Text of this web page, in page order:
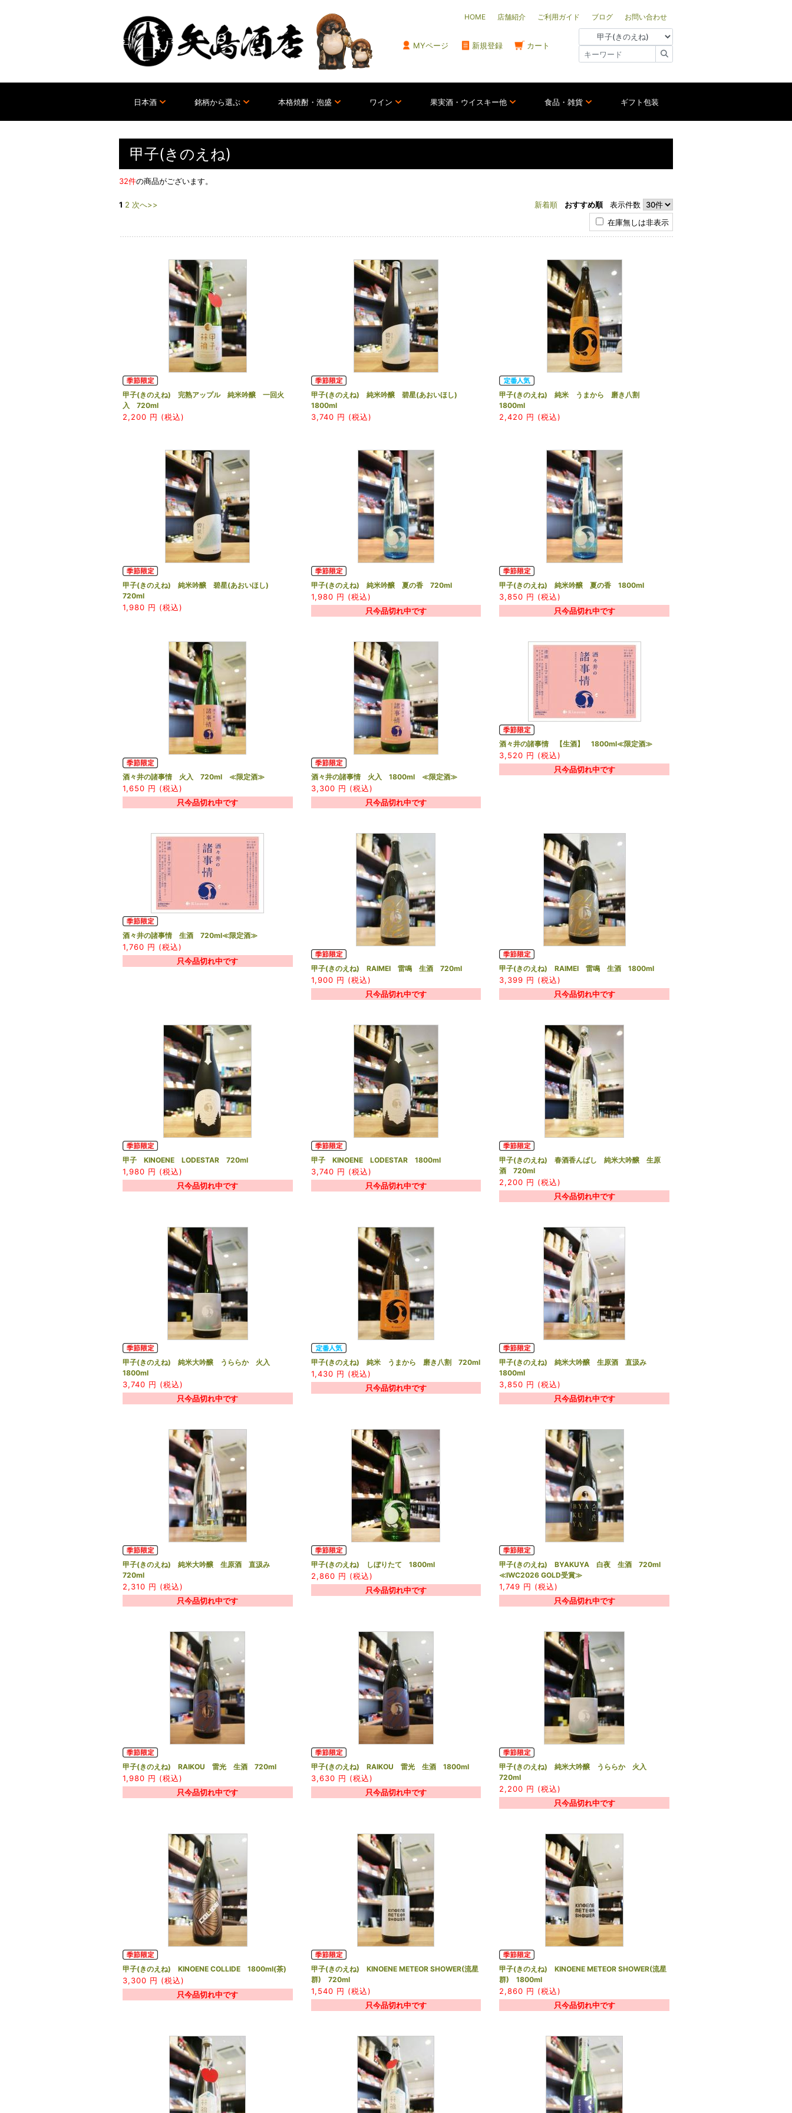
HOME 店舗紹介 ご利用ガイド ブログ お問い合わせ
MYページ 新規登録 カート
日本酒 銘柄から選ぶ 本格焼酎・泡盛 ワイン 果実酒・ウイスキー他 食品・雑貨 ギフト包装
甲子(きのえね)
32件の商品がございます。
新着順 おすすめ順表示件数
在庫無しは非表示
1 2 次へ>>
甲子(きのえね) 完熟アップル 純米吟醸 一回火
入 720ml
2,200 円 (税込)
甲子(きのえね) 純米吟醸 碧星(あおいほし)
1800ml
3,740 円 (税込)
甲子(きのえね) 純米 うまから 磨き八割
1800ml
2,420 円 (税込)
甲子(きのえね) 純米吟醸 碧星(あおいほし)
720ml
1,980 円 (税込)
甲子(きのえね) 純米吟醸 夏の香 720ml
1,980 円 (税込)
只今品切れ中です
甲子(きのえね) 純米吟醸 夏の香 1800ml
3,850 円 (税込)
只今品切れ中です
酒々井の諸事情 火入 720ml ≪限定酒≫
1,650 円 (税込)
只今品切れ中です
酒々井の諸事情 火入 1800ml ≪限定酒≫
3,300 円 (税込)
只今品切れ中です
酒々井の諸事情 【生酒】 1800ml≪限定酒≫
3,520 円 (税込)
只今品切れ中です
酒々井の諸事情 生酒 720ml≪限定酒≫
1,760 円 (税込)
只今品切れ中です
甲子(きのえね) RAIMEI 雷鳴 生酒 720ml
1,900 円 (税込)
只今品切れ中です
甲子(きのえね) RAIMEI 雷鳴 生酒 1800ml
3,399 円 (税込)
只今品切れ中です
甲子 KINOENE LODESTAR 720ml
1,980 円 (税込)
只今品切れ中です
甲子 KINOENE LODESTAR 1800ml
3,740 円 (税込)
只今品切れ中です
甲子(きのえね) 春酒香んばし 純米大吟醸 生原
酒 720ml
2,200 円 (税込)
只今品切れ中です
甲子(きのえね) 純米大吟醸 うららか 火入
1800ml
3,740 円 (税込)
只今品切れ中です
甲子(きのえね) 純米 うまから 磨き八割 720ml
1,430 円 (税込)
只今品切れ中です
甲子(きのえね) 純米大吟醸 生原酒 直汲み
1800ml
3,850 円 (税込)
只今品切れ中です
甲子(きのえね) 純米大吟醸 生原酒 直汲み
720ml
2,310 円 (税込)
只今品切れ中です
甲子(きのえね) しぼりたて 1800ml
2,860 円 (税込)
只今品切れ中です
甲子(きのえね) BYAKUYA 白夜 生酒 720ml
≪IWC2026 GOLD受賞≫
1,749 円 (税込)
只今品切れ中です
甲子(きのえね) RAIKOU 雷光 生酒 720ml
1,980 円 (税込)
只今品切れ中です
甲子(きのえね) RAIKOU 雷光 生酒 1800ml
3,630 円 (税込)
只今品切れ中です
甲子(きのえね) 純米大吟醸 うららか 火入
720ml
2,200 円 (税込)
只今品切れ中です
甲子(きのえね) KINOENE COLLIDE 1800ml(茶)
3,300 円 (税込)
只今品切れ中です
甲子(きのえね) KINOENE METEOR SHOWER(流星
群) 720ml
1,540 円 (税込)
只今品切れ中です
甲子(きのえね) KINOENE METEOR SHOWER(流星
群) 1800ml
2,860 円 (税込)
只今品切れ中です